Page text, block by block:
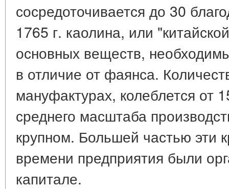
сосредоточивается до 30
1765 г. каолина, или
основных веществ,
в отличие от фаянса.
мануфактурах, колеблется от
среднего масштаба
крупном. Большей частью эти
времени предприятия были
капитале.